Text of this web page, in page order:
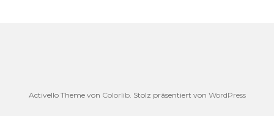
Activello Theme von Colorlib. Stolz präsentiert von WordPress